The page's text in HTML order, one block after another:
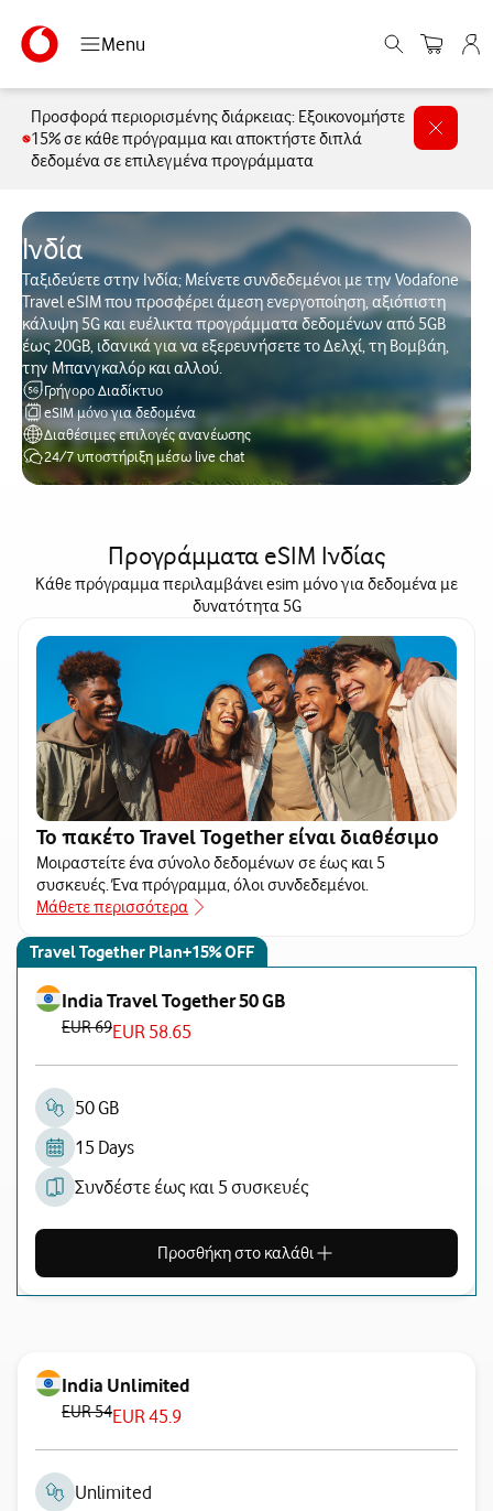
Menu
Προσφορά περιορισμένης διάρκειας: Εξοικονομήστε
15% σε κάθε πρόγραμμα και αποκτήστε διπλά
δεδομένα σε επιλεγμένα προγράμματα
Ινδία
Ταξιδεύετε στην Ινδία; Μείνετε συνδεδεμένοι με την Vodafone
Travel eSIM που προσφέρει άμεση ενεργοποίηση, αξιόπιστη
κάλυψη 5G και ευέλικτα προγράμματα δεδομένων από 5GB
έως 20GB, ιδανικά για να εξερευνήσετε το Δελχί, τη Βομβάη,
την Μπανγκαλόρ και αλλού.
Γρήγορο Διαδίκτυο
eSIM μόνο για δεδομένα
Διαθέσιμες επιλογές ανανέωσης
24/7 υποστήριξη μέσω live chat
Προγράμματα eSIM Ινδίας
Κάθε πρόγραμμα περιλαμβάνει esim μόνο για δεδομένα με
δυνατότητα 5G
Το πακέτο Travel Together είναι διαθέσιμο
Μοιραστείτε ένα σύνολο δεδομένων σε έως και 5
συσκευές. Ένα πρόγραμμα, όλοι συνδεδεμένοι.
Μάθετε περισσότερα
Travel Together Plan+15% OFF
India Travel Together 50 GB
EUR 69EUR 58.65
50 GB
15 Days
Συνδέστε έως και 5 συσκευές
Προσθήκη στο καλάθι
India Unlimited
EUR 54EUR 45.9
Unlimited